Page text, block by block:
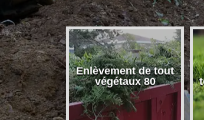
élagage
Enlèvement de tout
végétaux 80